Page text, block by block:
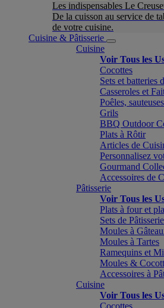
Les indispensables Le
De la cuisson au service de
de votre cuisine.
Cuisine & Pâtisserie
Cuisine
Voir Tous les
Cocottes
Sets et batteries
Casseroles et
Poêles,
Grils
BBQ Outdoor
Plats à Rôtir
Articles de
Personnalisez
Gourmand
Accessoires de
Pâtisserie
Voir Tous les
Plats à four et
Sets de Pâtisserie
Moules à
Moules à Tartes
Ramequins et
Moules &
Accessoires à
Cuisine
Voir Tous les
Cocottes